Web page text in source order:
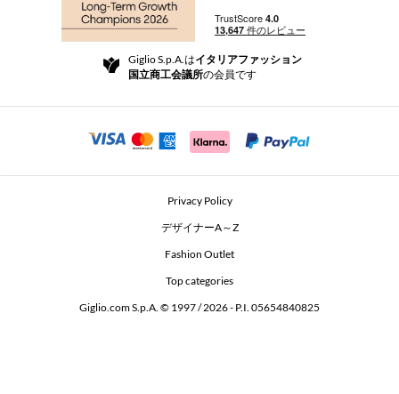
Community Store
Beauty Seekers VIP Club
返品と返金
For a safe shopping experience
Security Communication
Giglio S.p.A.はイタリアファッション
国立商工会議所の会員です
Privacy Policy
デザイナーA～Z
Fashion Outlet
Top categories
Giglio.com S.p.A. © 1997 / 2026 - P.I. 05654840825